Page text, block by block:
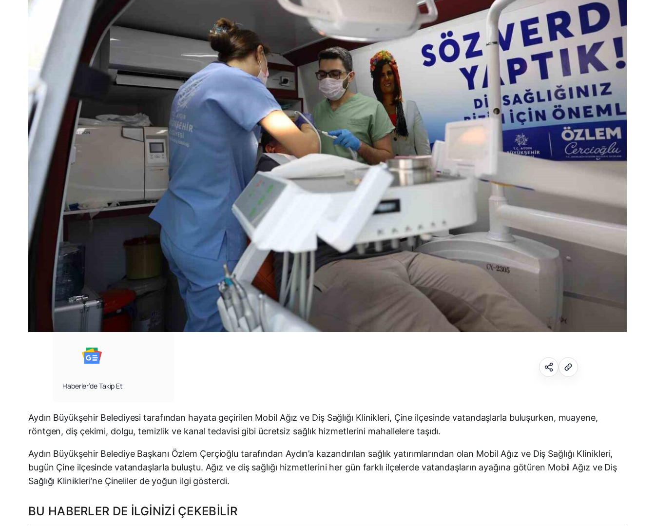
Haberler’de Takip Et
Facebook
WhatsApp
Aydın Büyükşehir Belediyesi tarafından hayata geçirilen Mobil Ağız ve Diş Sağlığı Klinikleri, Çine ilçesinde vatandaşlarla buluşurken, muayene,
röntgen, diş çekimi, dolgu, temizlik ve kanal tedavisi gibi ücretsiz sağlık hizmetlerini mahallelere taşıdı.
Aydın Büyükşehir Belediye Başkanı Özlem Çerçioğlu tarafından Aydın’a kazandırılan sağlık yatırımlarından olan Mobil Ağız ve Diş Sağlığı Klinikleri,
bugün Çine ilçesinde vatandaşlarla buluştu. Ağız ve diş sağlığı hizmetlerini her gün farklı ilçelerde vatandaşların ayağına götüren Mobil Ağız ve Diş
Sağlığı Klinikleri’ne Çineliler de yoğun ilgi gösterdi.
BU HABERLER DE İLGINIZI ÇEKEBILIR